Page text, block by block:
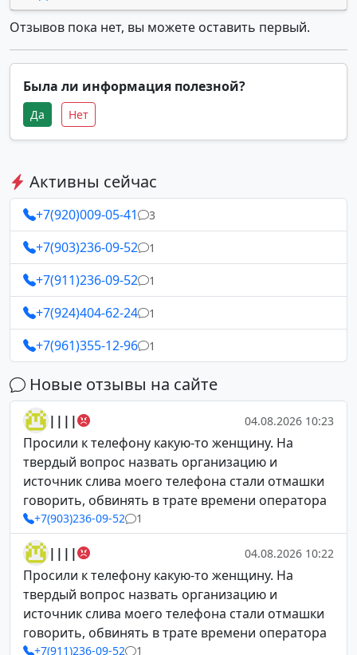
Отзывов пока нет, вы можете оставить первый.
Была ли информация полезной?
Да Нет
Активны сейчас
+7(920)009-05-41 3
+7(903)236-09-52 1
+7(911)236-09-52 1
+7(924)404-62-24 1
+7(961)355-12-96 1
Новые отзывы на сайте
|||| 04.08.2026 10:23
Просили к телефону какую-то женщину. На
твердый вопрос назвать организацию и
источник слива моего телефона стали отмашки
говорить, обвинять в трате времени оператора
+7(903)236-09-52 1
|||| 04.08.2026 10:22
Просили к телефону какую-то женщину. На
твердый вопрос назвать организацию и
источник слива моего телефона стали отмашки
говорить, обвинять в трате времени оператора
+7(911)236-09-52 1